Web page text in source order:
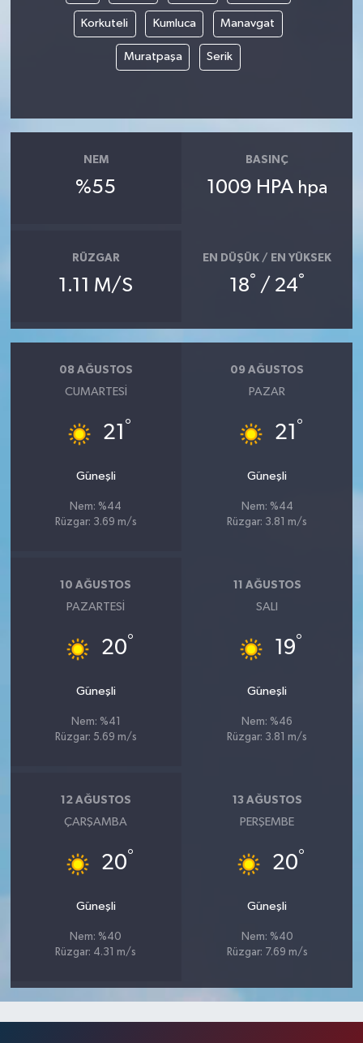
Korkuteli Kumluca Manavgat
Muratpaşa Serik
NEM
%55
BASINÇ
1009 HPA hpa
RÜZGAR
1.11 M/S
EN DÜŞÜK / EN YÜKSEK
18° / 24°
08 AĞUSTOS
CUMARTESI
21 °
Güneşli
Nem: %44
Rüzgar: 3.69 m/s
09 AĞUSTOS
PAZAR
21 °
Güneşli
Nem: %44
Rüzgar: 3.81 m/s
10 AĞUSTOS
PAZARTESI
20°
Güneşli
Nem: %41
Rüzgar: 5.69 m/s
11 AĞUSTOS
SALI
19°
Güneşli
Nem: %46
Rüzgar: 3.81 m/s
12 AĞUSTOS
ÇARŞAMBA
20°
Güneşli
Nem: %40
Rüzgar: 4.31 m/s
13 AĞUSTOS
PERŞEMBE
20°
Güneşli
Nem: %40
Rüzgar: 7.69 m/s